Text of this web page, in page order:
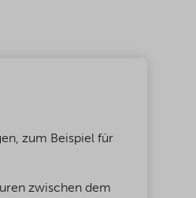
zum Beispiel für
zwischen dem